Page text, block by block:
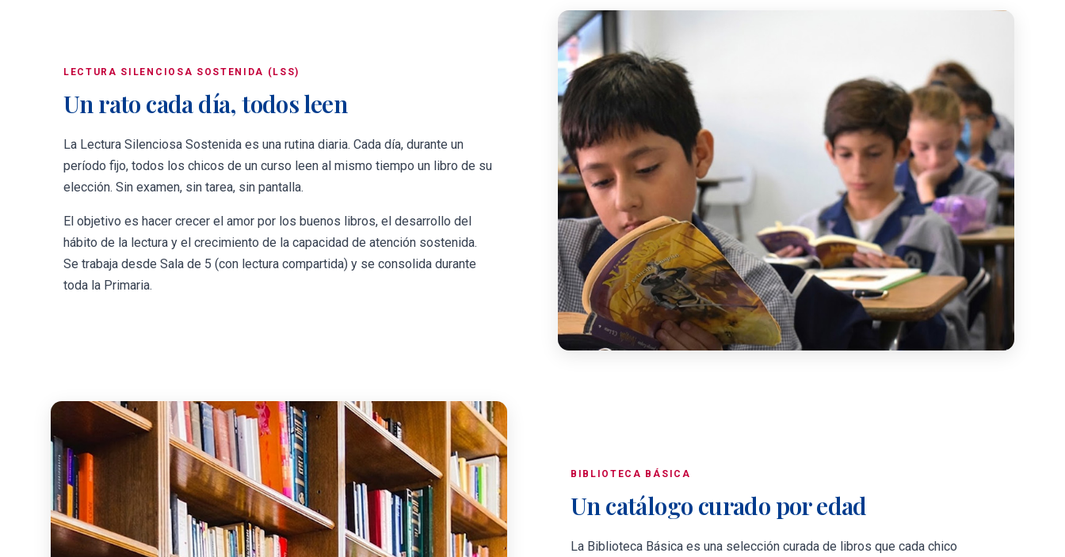
LECTURA SILENCIOSA SOSTENIDA (LSS)
Un rato cada día, todos leen
La Lectura Silenciosa Sostenida es una rutina diaria. Cada día, durante un
período fijo, todos los chicos de un curso leen al mismo tiempo un libro de su
elección. Sin examen, sin tarea, sin pantalla.
El objetivo es hacer crecer el amor por los buenos libros, el desarrollo del
hábito de la lectura y el crecimiento de la capacidad de atención sostenida.
Se trabaja desde Sala de 5 (con lectura compartida) y se consolida durante
toda la Primaria.
BIBLIOTECA BÁSICA
Un catálogo curado por edad
La Biblioteca Básica es una selección curada de libros que cada chico